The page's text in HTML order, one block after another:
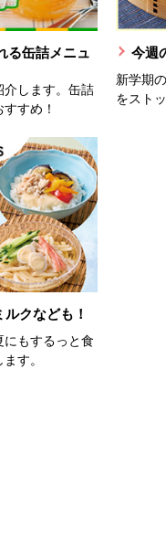
る缶詰メニュ
介します。缶詰
すめ！
今週
新学期
をスト
クなども！
にもするっと食
す。